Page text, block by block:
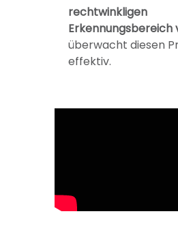
rechtwinkligen
Erkennungsbereich
überwacht diesen
effektiv.